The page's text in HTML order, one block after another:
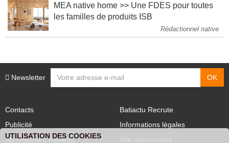
MEA native home >> Une FDES pour toutes
les familles de produits ISB
Rédactionnel native
Newsletter
Contacts
Publicité
Abonnement Batiactu
Batiactu Recrute
Informations légales
UTILISATION DES COOKIES